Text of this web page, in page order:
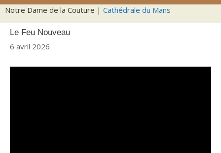
Notre Dame de la Couture | Cathédrale du Mans
Le Feu Nouveau
6 avril 2026